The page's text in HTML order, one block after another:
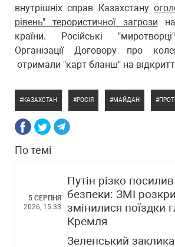
внутрішніх справ Казахстану
рівень" терористичної загрози
країни. Російські
Організації Договору про
отримали "карт бланш" на
КАЗАХСТАН РОСІЯ МАЙДАН
По темі
5 СЕРПНЯ
2026, 15:33
Путін різко
безпеки: ЗМІ
змінилися поїздки
Кремля
Зеленський